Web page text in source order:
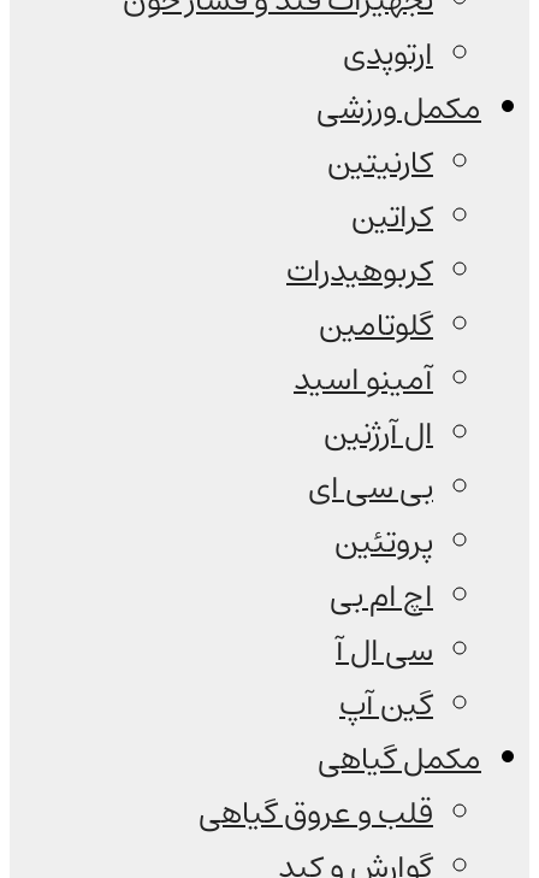
ارتوپدی
مکمل ورزشی
کارنیتین
کراتین
کربوهیدرات
گلوتامین
آمینو اسید
ال آرژنین
بی سی ای
پروتئین
اچ ام بی
سی ال آ
گین آپ
مکمل گیاهی
قلب و عروق گیاهی